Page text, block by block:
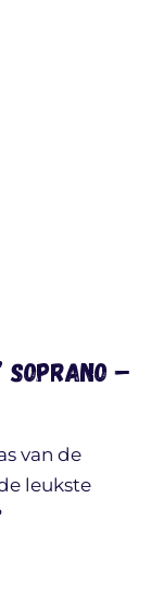
Soprano –
van de
leukste